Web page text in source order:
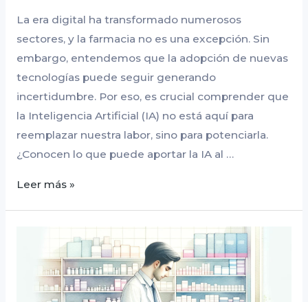
La era digital ha transformado numerosos
sectores, y la farmacia no es una excepción. Sin
embargo, entendemos que la adopción de nuevas
tecnologías puede seguir generando
incertidumbre. Por eso, es crucial comprender que
la Inteligencia Artificial (IA) no está aquí para
reemplazar nuestra labor, sino para potenciarla.
¿Conocen lo que puede aportar la IA al …
Leer más »
importancia